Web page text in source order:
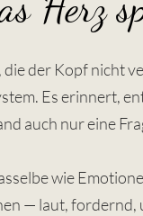
der Kopf nicht
Es erinnert,
auch nur eine
wie
— laut, fordernd,